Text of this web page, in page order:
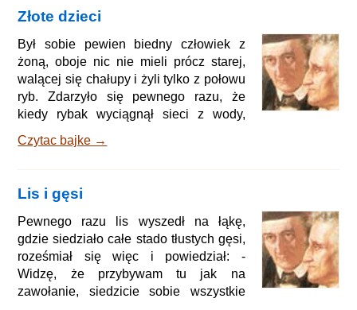
trzymaj mocno tego halerza, a chleb
krusz do mleka i siedź, nie ruszaj się z
miejsca aż do mego powrotu. - Dobrze -
odparł Jaś - zrobię wszystko jak należy.
Swat włożył stare, połata
Złote dzieci
Był sobie pewien biedny człowiek z
żoną, oboje nic nie mieli prócz starej,
walącej się chałupy i żyli tylko z połowu
ryb. Zdarzyło się pewnego razu, że
kiedy rybak wyciągnął sieci z wody,
zdumieniem oglądał, rybka odezwała
powrotem do wody, zamienię twoją
chałupę we wspaniały zamek. Lecz
rybak odparł: - Na cóż mi zamek, gdy
nie mam co jeść? A złota rybka
ciągnęła: - Pomyślałam i o tym. W
Czytac bajke →
Lis i gęsi
Pewnego razu lis wyszedł na łąkę,
gdzie siedziało całe stado tłustych gęsi,
roześmiał się więc i powiedział: -
Widzę, że przybywam tu jak na
zawołanie, siedzicie sobie wszystkie